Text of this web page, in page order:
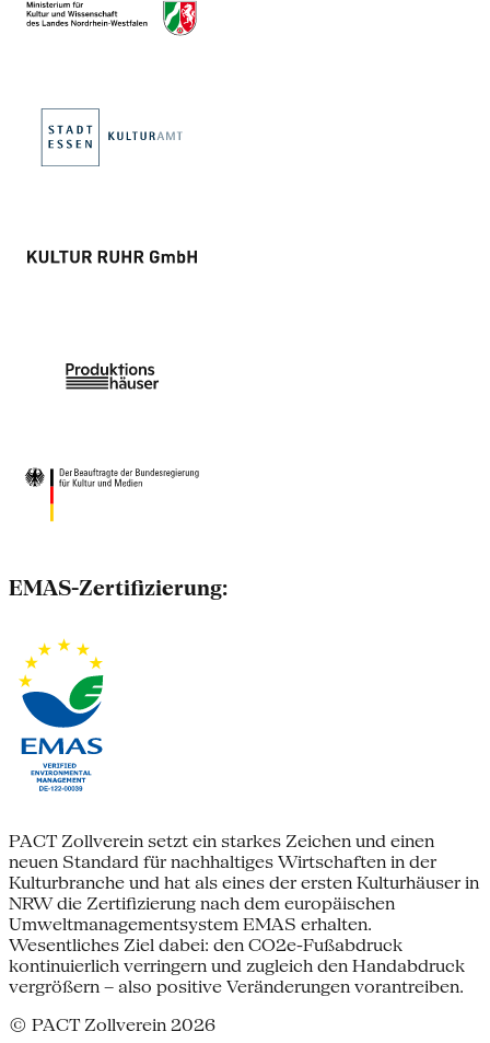
EMAS-Zertifizierung:
PACT Zollverein setzt ein starkes Zeichen und einen
neuen Standard für nachhaltiges Wirtschaften in der
Kulturbranche und hat als eines der ersten Kulturhäuser in
NRW die Zertifizierung nach dem europäischen
Umweltmanagementsystem EMAS erhalten.
Wesentliches Ziel dabei: den CO2e-Fußabdruck
kontinuierlich verringern und zugleich den Handabdruck
vergrößern – also positive Veränderungen vorantreiben.
© PACT Zollverein 2026